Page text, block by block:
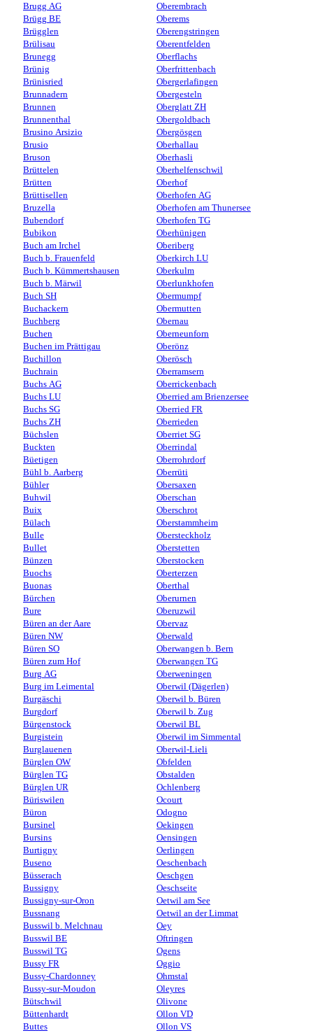
Brugg AG
Brügg BE
Brügglen
Brülisau
Brunegg
Brünig
Brünisried
Brunnadern
Brunnen
Brunnenthal
Brusino Arsizio
Brusio
Bruson
Brüttelen
Brütten
Brüttisellen
Bruzella
Bubendorf
Bubikon
Buch am Irchel
Buch b. Frauenfeld
Buch b. Kümmertshausen
Buch b. Märwil
Buch SH
Buchackern
Buchberg
Buchen
Buchen im Prättigau
Buchillon
Buchrain
Buchs AG
Buchs LU
Buchs SG
Buchs ZH
Büchslen
Buckten
Büetigen
Bühl b. Aarberg
Bühler
Buhwil
Buix
Bülach
Bulle
Bullet
Bünzen
Buochs
Buonas
Bürchen
Bure
Büren an der Aare
Büren NW
Büren SO
Büren zum Hof
Burg AG
Burg im Leimental
Burgäschi
Burgdorf
Bürgenstock
Burgistein
Burglauenen
Bürglen OW
Bürglen TG
Bürglen UR
Büriswilen
Büron
Bursinel
Bursins
Burtigny
Buseno
Büsserach
Bussigny
Bussigny-sur-Oron
Bussnang
Busswil b. Melchnau
Busswil BE
Busswil TG
Bussy FR
Bussy-Chardonney
Bussy-sur-Moudon
Bütschwil
Büttenhardt
Buttes
Oberembrach
Oberems
Oberengstringen
Oberentfelden
Oberflachs
Oberfrittenbach
Obergerlafingen
Obergesteln
Oberglatt ZH
Obergoldbach
Obergösgen
Oberhallau
Oberhasli
Oberhelfenschwil
Oberhof
Oberhofen AG
Oberhofen am Thunersee
Oberhofen TG
Oberhünigen
Oberiberg
Oberkirch LU
Oberkulm
Oberlunkhofen
Obermumpf
Obermutten
Obernau
Oberneunforn
Oberönz
Oberösch
Oberramsern
Oberrickenbach
Oberried am Brienzersee
Oberried FR
Oberrieden
Oberriet SG
Oberrindal
Oberrohrdorf
Oberrüti
Obersaxen
Oberschan
Oberschrot
Oberstammheim
Obersteckholz
Oberstetten
Oberstocken
Oberterzen
Oberthal
Oberurnen
Oberuzwil
Obervaz
Oberwald
Oberwangen b. Bern
Oberwangen TG
Oberweningen
Oberwil (Dägerlen)
Oberwil b. Büren
Oberwil b. Zug
Oberwil BL
Oberwil im Simmental
Oberwil-Lieli
Obfelden
Obstalden
Ochlenberg
Ocourt
Odogno
Oekingen
Oensingen
Oerlingen
Oeschenbach
Oeschgen
Oeschseite
Oetwil am See
Oetwil an der Limmat
Oey
Oftringen
Ogens
Oggio
Ohmstal
Oleyres
Olivone
Ollon VD
Ollon VS